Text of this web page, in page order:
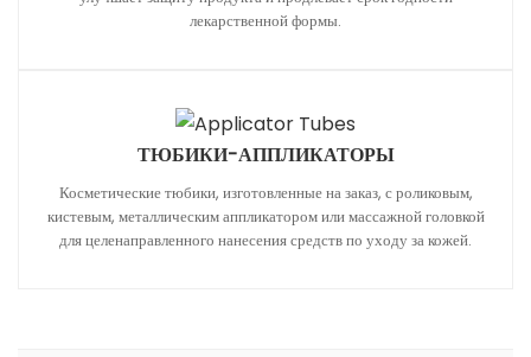
лекарственной формы.
ТЮБИКИ-АППЛИКАТОРЫ
Косметические тюбики, изготовленные на заказ, с роликовым,
кистевым, металлическим аппликатором или массажной головкой
для целенаправленного нанесения средств по уходу за кожей.